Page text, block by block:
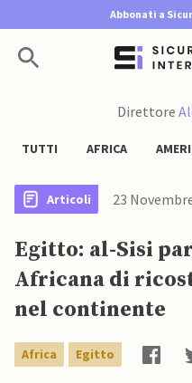
Abbonati a
Direttore
TUTTI AFRICA
Articoli 23
Egitto: al-Sisi
Africana di
nel continente
Africa Egitto